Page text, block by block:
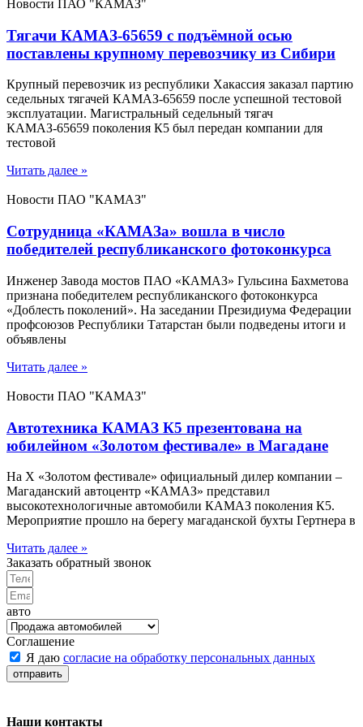
Новости ПАО "КАМАЗ"
Тягачи КАМАЗ-65659 с подъёмной осью
поставлены крупному перевозчику из Сибири
Крупный перевозчик из республики Хакассия заказал партию
седельных тягачей КАМАЗ-65659 после успешной тестовой
эксплуатации. Магистральный седельный тягач
КАМАЗ-65659 поколения К5 был передан компании для
тестовой
Читать далее »
Новости ПАО "КАМАЗ"
Сотрудница «КАМАЗа» вошла в число
победителей республиканского фотоконкурса
Инженер Завода мостов ПАО «КАМАЗ» Гульсина Бахметова
признана победителем республиканского фотоконкурса
«Доблесть поколений». На заседании Президиума Федерации
профсоюзов Республики Татарстан были подведены итоги и
объявлены
Читать далее »
Новости ПАО "КАМАЗ"
Автотехника КАМАЗ К5 презентована на
юбилейном «Золотом фестивале» в Магадане
На X «Золотом фестивале» официальный дилер компании –
Магаданский автоцентр «КАМАЗ» представил
высокотехнологичные автомобили КАМАЗ поколения К5.
Мероприятие прошло на берегу магаданской бухты Гертнера в
Читать далее »
Заказать обратный звонок
авто
Соглашение
Я даю согласие на обработку персональных данных
отправить
Наши контакты